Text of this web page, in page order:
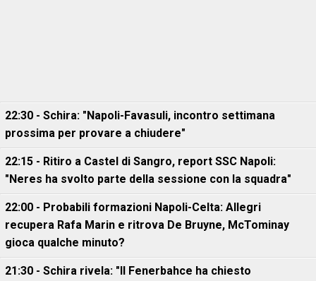
22:30 - Schira: "Napoli-Favasuli, incontro settimana
prossima per provare a chiudere"
22:15 - Ritiro a Castel di Sangro, report SSC Napoli:
"Neres ha svolto parte della sessione con la squadra"
22:00 - Probabili formazioni Napoli-Celta: Allegri
recupera Rafa Marin e ritrova De Bruyne, McTominay
gioca qualche minuto?
21:30 - Schira rivela: "Il Fenerbahce ha chiesto